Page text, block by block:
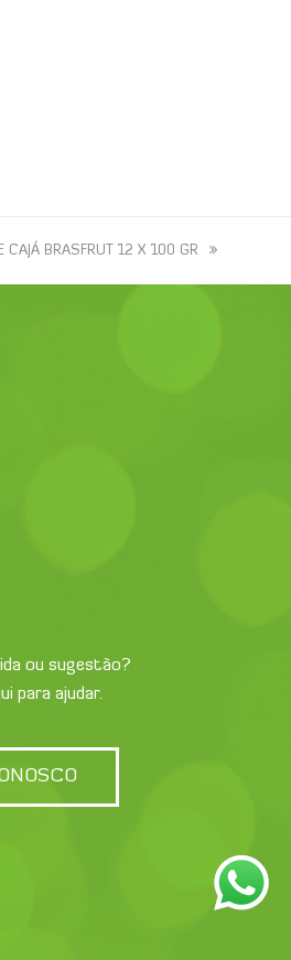
CAJÁ BRASFRUT 12 X 100 GR
ou sugestão?
para ajudar.